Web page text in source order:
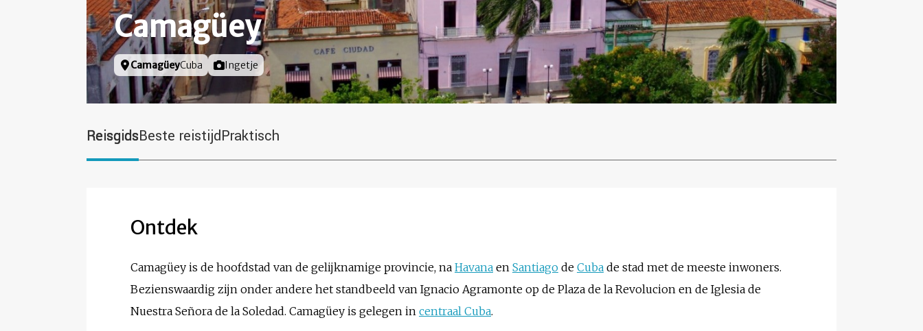
Camagüey
Locatie
CamagüeyCuba Foto door
Ingetje
ReisgidsBeste reistijdPraktisch
Ontdek
Camagüey is de hoofdstad van de gelijknamige provincie, na Havana en Santiago de Cuba de stad met de meeste inwoners.
Bezienswaardig zijn onder andere het standbeeld van Ignacio Agramonte op de Plaza de la Revolucion en de Iglesia de
Nuestra Señora de la Soledad. Camagüey is gelegen in centraal Cuba.